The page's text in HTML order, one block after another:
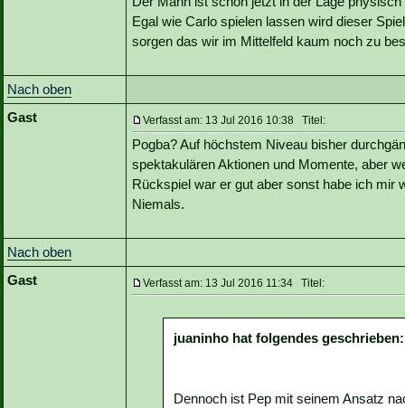
Egal wie Carlo spielen lassen wird dieser
sorgen das wir im Mittelfeld kaum noch zu
Nach oben
Gast
Verfasst am: 13 Jul 2016 10:38 Titel:
Pogba? Auf höchstem Niveau bisher
spektakulären Aktionen und Momente, aber
Rückspiel war er gut aber sonst habe ich mir
Niemals.
Nach oben
Gast
Verfasst am: 13 Jul 2016 11:34 Titel:
juaninho hat folgendes geschrieben:
Dennoch ist Pep mit seinem Ansatz